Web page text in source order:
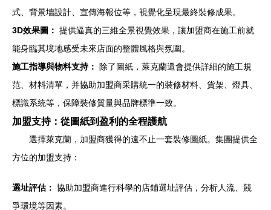
式、背景墻設計、宣傳海報位等，視覺化呈現最終裝修成果。
3D效果圖： 提供逼真的三維全景視覺效果，讓加盟商在施工前就
能身臨其境地感受未來店面的整體風格與氛圍。
施工指導與物料支持：
除了圖紙，萊克蘭還會提供詳細的施工規
范、材料清單，并協助加盟商采購統一的裝修材料、貨架、燈具、
標識系統等，保障裝修質量與品牌標準一致。
加盟支持：從圖紙到盈利的全程護航
選擇萊克蘭，加盟商獲得的遠不止一套裝修圖紙。集團提供全
方位的加盟支持：
選址評估： 協助加盟商進行科學的店鋪選址評估，分析人流、競
爭環境等因素。